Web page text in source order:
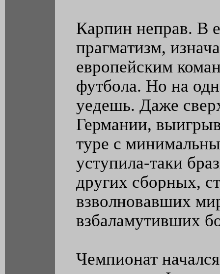
Карпин неправ. В
прагматизм,
европейским
футбола. Но на
уедешь. Даже
Германии,
туре с
уступила-таки
других сборных,
взволновавших
взбаламутивших
Чемпионат